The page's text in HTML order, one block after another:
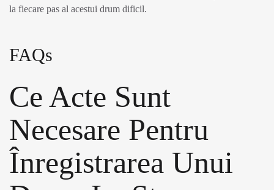
la fiecare pas al acestui drum dificil.
FAQs
Ce Acte Sunt
Necesare Pentru
Înregistrarea Unui